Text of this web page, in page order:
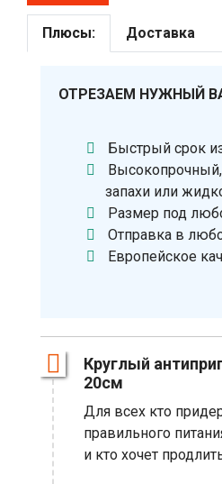
Плюсы: Доставка
ОТРЕЗАЕМ НУЖНЫЙ
Быстрый срок
запахи или
Размер под
Отправка в
Европейское
Круглый
20см
Для всех кто
правильного
и кто хочет